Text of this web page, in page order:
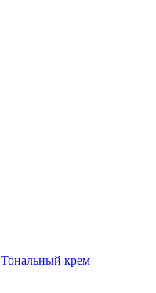
Тональный крем